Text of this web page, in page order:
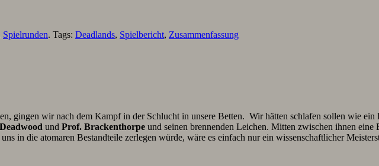
Spielrunden. Tags: Deadlands, Spielbericht, Zusammenfassung
gingen wir nach dem Kampf in der Schlucht in unsere Betten. Wir hätten schlafen sollen wie ein
Deadwood und Prof. Brackenthorpe und seinen brennenden Leichen. Mitten zwischen ihnen eine
in die atomaren Bestandteile zerlegen würde, wäre es einfach nur ein wissenschaftlicher